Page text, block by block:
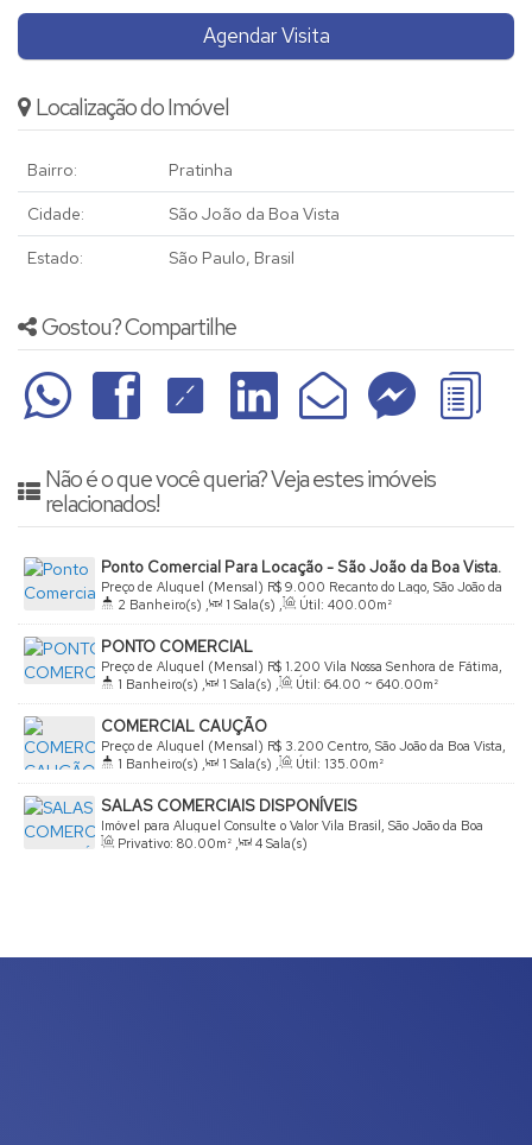
Agendar Visita
Localização do Imóvel
Bairro: Pratinha
Cidade: São João da Boa Vista
Estado: São Paulo, Brasil
Gostou? Compartilhe
Não é o que você queria? Veja estes imóveis
relacionados!
Ponto Comercial Para Locação - São João da Boa Vista.
R$ 9.000
Preço de Aluguel (Mensal)
Recanto do Lago, São João da
Boa Vista, São Paulo, Brasil
2 Banheiro(s) , 1 Sala(s) , Útil: 400.00m²
PONTO COMERCIAL
R$ 1.200
Preço de Aluguel (Mensal)
Vila Nossa Senhora de Fátima,
São João da Boa Vista, São Paulo, Brasil
1 Banheiro(s) , 1 Sala(s) , Útil: 64.00 ~ 640.00m²
COMERCIAL CAUÇÃO
R$ 3.200
Preço de Aluguel (Mensal)
Centro, São João da Boa Vista,
São Paulo, Brasil
1 Banheiro(s) , 1 Sala(s) , Útil: 135.00m²
SALAS COMERCIAIS DISPONÍVEIS
Consulte o Valor
Imóvel para Aluguel
Vila Brasil, São João da Boa
Vista, São Paulo, Brasil
Privativo: 80.00m² , 4 Sala(s)